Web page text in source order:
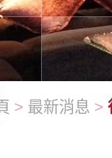
> 最新消息 >